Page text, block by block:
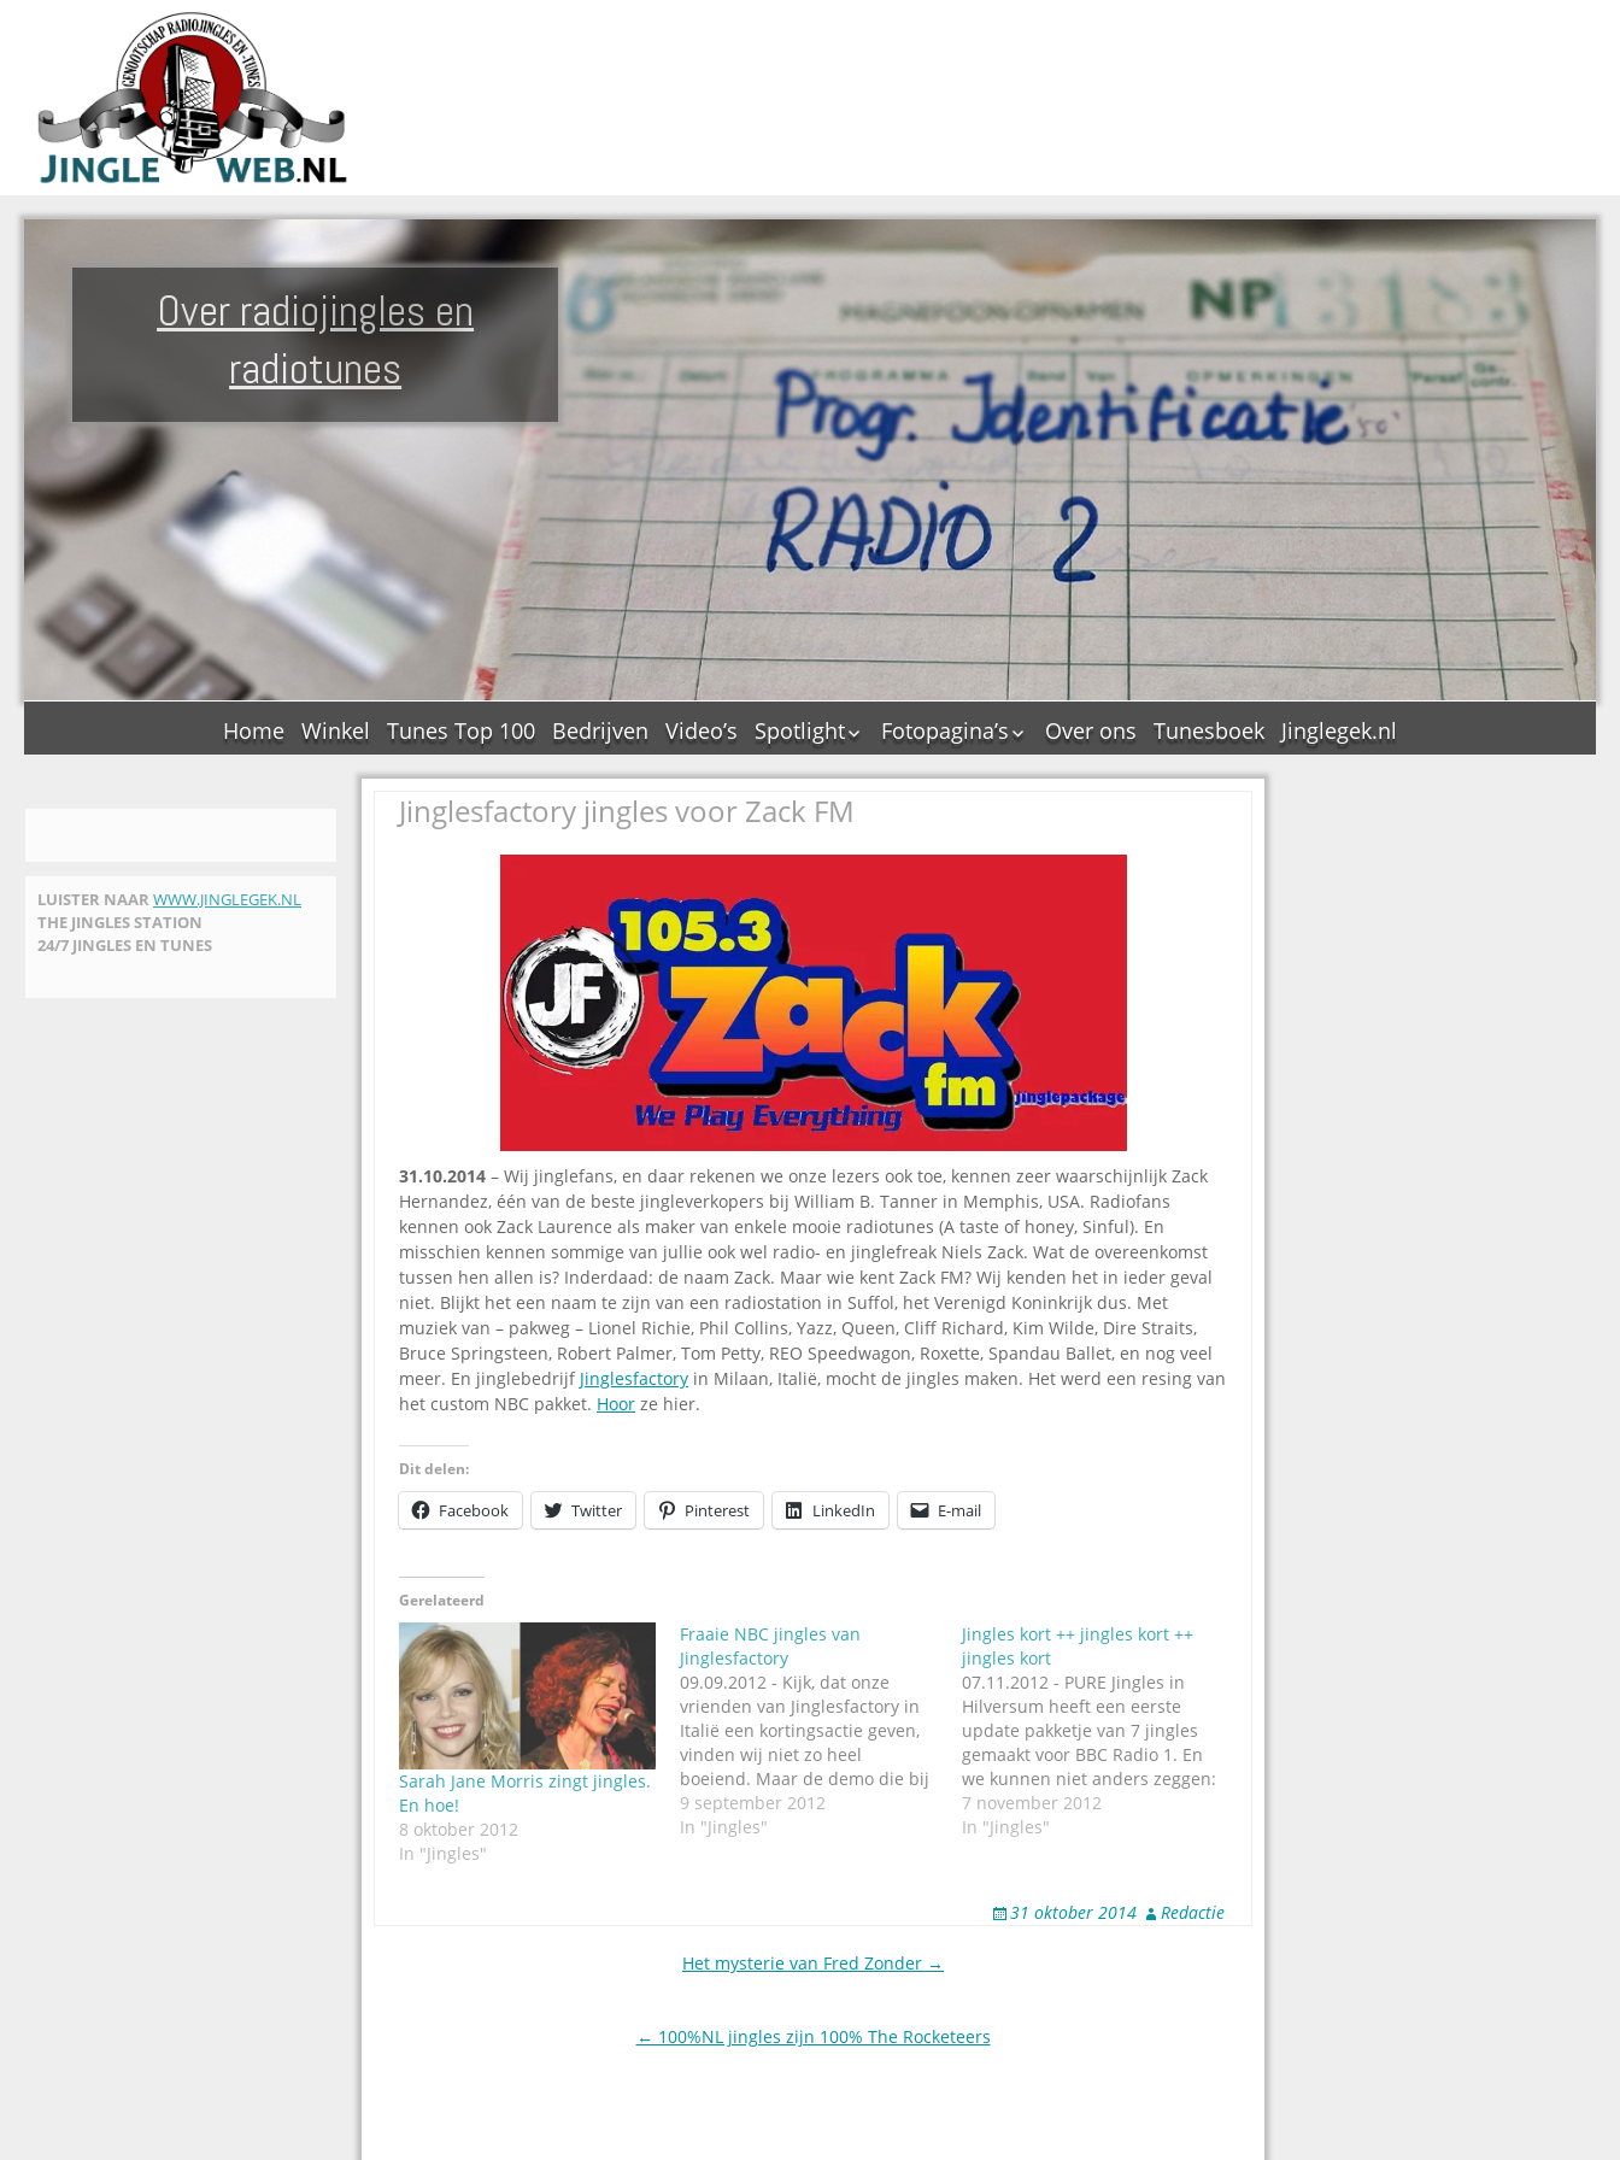
Over radiojingles en
radiotunes
Home Winkel Tunes Top 100 Bedrijven Video’s
Spotlight
De Tourflitsjingle –
wie zijn de makers?
Jingledemo’s en hun
tags
De Tourtune
Ferry Maat 65
Ferry Maat interview
Jingle Awards
Jingle NIEUW
Omroepbanden
Stoomfluit Klaas
Vaak
Uitvinding
jinglecassette
Fotopagina’s
JAM in pictures
Top Format in
pictures
Dik Voormekaar in
foto’s
Over ons Tunesboek Jinglegek.nl
LUISTER NAAR WWW.JINGLEGEK.NL
THE JINGLES STATION
24/7 JINGLES EN TUNES
Jinglesfactory jingles voor Zack FM
31.10.2014 – Wij jinglefans, en daar rekenen we onze lezers ook toe, kennen zeer waarschijnlijk Zack
Hernandez, één van de beste jingleverkopers bij William B. Tanner in Memphis, USA. Radiofans
kennen ook Zack Laurence als maker van enkele mooie radiotunes (A taste of honey, Sinful). En
misschien kennen sommige van jullie ook wel radio- en jinglefreak Niels Zack. Wat de overeenkomst
tussen hen allen is? Inderdaad: de naam Zack. Maar wie kent Zack FM? Wij kenden het in ieder geval
niet. Blijkt het een naam te zijn van een radiostation in Suffol, het Verenigd Koninkrijk dus. Met
muziek van – pakweg – Lionel Richie, Phil Collins, Yazz, Queen, Cliff Richard, Kim Wilde, Dire Straits,
Bruce Springsteen, Robert Palmer, Tom Petty, REO Speedwagon, Roxette, Spandau Ballet, en nog veel
meer. En jinglebedrijf Jinglesfactory in Milaan, Italië, mocht de jingles maken. Het werd een resing van
het custom NBC pakket. Hoor ze hier.
Dit delen:
Facebook Twitter Pinterest LinkedIn E-mail
Gerelateerd
Sarah Jane Morris zingt jingles.
En hoe!
8 oktober 2012
In "Jingles"
Fraaie NBC jingles van
Jinglesfactory
09.09.2012 - Kijk, dat onze
vrienden van Jinglesfactory in
Italië een kortingsactie geven,
vinden wij niet zo heel
boeiend. Maar de demo die bij
dat gegeven hoort, is weer wel
leuk. Met een mooie
9 september 2012
In "Jingles"
Jingles kort ++ jingles kort ++
jingles kort
07.11.2012 - PURE Jingles in
Hilversum heeft een eerste
update pakketje van 7 jingles
gemaakt voor BBC Radio 1. En
we kunnen niet anders zeggen:
het zijn bijzondere jingles.
PURE Jingles kreeg een aantal
geproduceerd. Er zijn vooral…
7 november 2012
In "Jingles"
31 oktober 2014 Redactie
Het mysterie van Fred Zonder →
← 100%NL jingles zijn 100% The Rocketeers